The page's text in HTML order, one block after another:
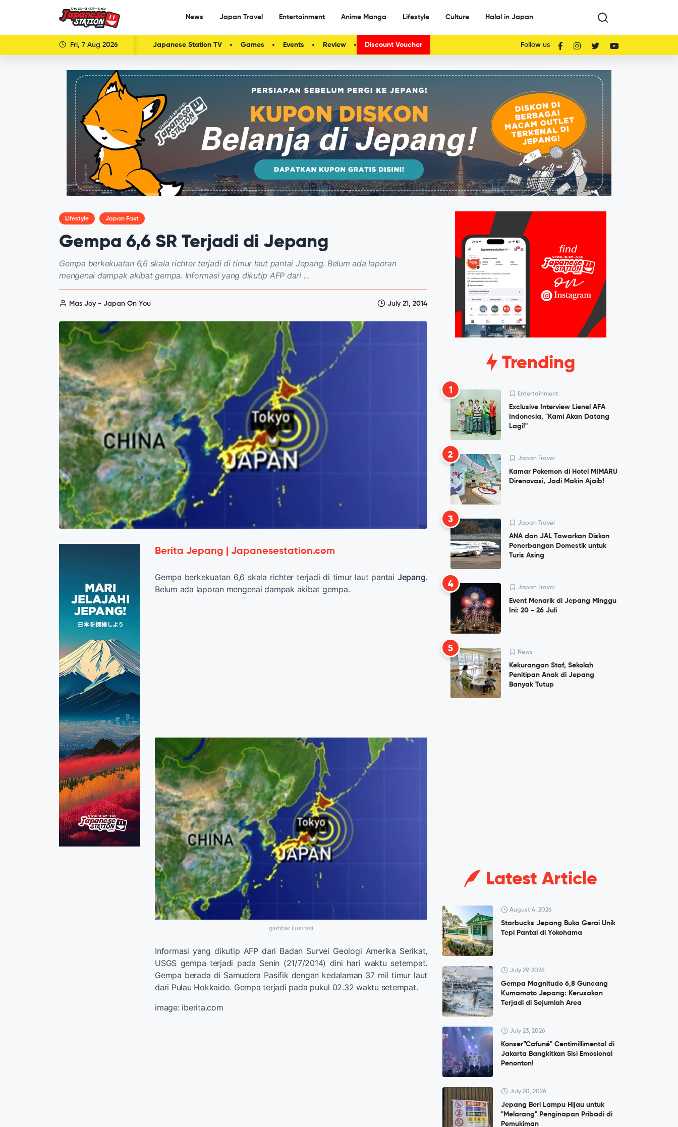
News Japan Travel Entertainment Anime Manga Lifestyle Culture Halal in Japan
Fri, 7 Aug 2026 Japanese Station TV Games Events Review Discount Voucher Follow us
Lifestyle Japan Fact
Gempa 6,6 SR Terjadi di Jepang
Gempa berkekuatan 6,6 skala richter terjadi di timur laut pantai Jepang. Belum ada laporan
mengenai dampak akibat gempa. Informasi yang dikutip AFP dari ...
Mas Joy - Japan On You July 21, 2014
Berita Jepang | Japanesestation.com
Gempa berkekuatan 6,6 skala richter terjadi di timur laut pantai Jepang.
Belum ada laporan mengenai dampak akibat gempa.
gambar ilustrasi
Informasi yang dikutip AFP dari Badan Survei Geologi Amerika Serikat,
USGS gempa terjadi pada Senin (21/7/2014) dini hari waktu setempat.
Gempa berada di Samudera Pasifik dengan kedalaman 37 mil timur laut
dari Pulau Hokkaido. Gempa terjadi pada pukul 02.32 waktu setempat.
image: iberita.com
Trending
1 Entertainment
Exclusive Interview Lienel AFA
Indonesia, "Kami Akan Datang
Lagi!"
2 Japan Travel
Kamar Pokemon di Hotel MIMARU
Direnovasi, Jadi Makin Ajaib!
3 Japan Travel
ANA dan JAL Tawarkan Diskon
Penerbangan Domestik untuk
Turis Asing
4 Japan Travel
Event Menarik di Jepang Minggu
Ini: 20 - 26 Juli
5 News
Kekurangan Staf, Sekolah
Penitipan Anak di Jepang
Banyak Tutup
Latest Article
August 4, 2026
Starbucks Jepang Buka Gerai Unik
Tepi Pantai di Yokohama
July 29, 2026
Gempa Magnitudo 6,8 Guncang
Kumamoto Jepang: Kerusakan
Terjadi di Sejumlah Area
July 23, 2026
Konser”Cafuné" Centimillimental di
Jakarta Bangkitkan Sisi Emosional
Penonton!
July 20, 2026
Jepang Beri Lampu Hijau untuk
"Melarang" Penginapan Pribadi di
Pemukiman